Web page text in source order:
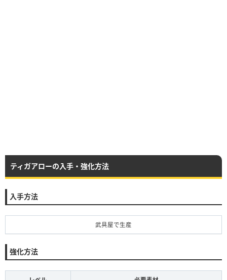
ティガアローの入手・強化方法
入手方法
武具屋で生産
強化方法